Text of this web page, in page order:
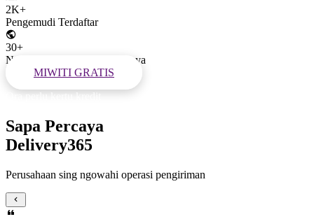
2K+
Pengemudi Terdaftar
30+
Negara ing Saindenging Donya
MIWITI GRATIS
Ora perlu kertu kredit
Sapa Percaya
Delivery365
Perusahaan sing ngowahi operasi pengiriman